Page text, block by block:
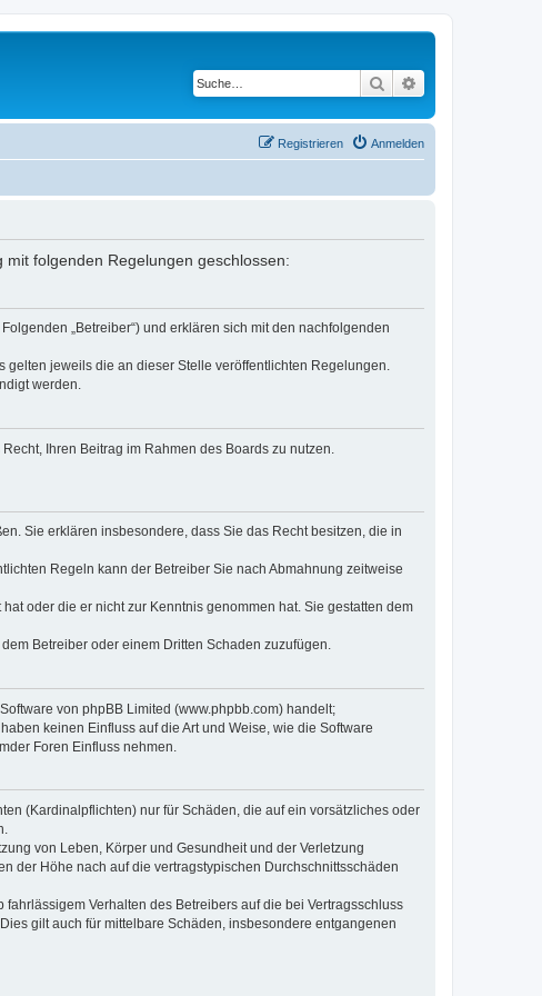
Suche
Anmelden
Registrieren
mit folgenden Regelungen geschlossen:
„Betreiber“) und erklären sich mit den nachfolgenden
jeweils die an dieser Stelle veröffentlichten Regelungen.
werden.
Ihren Beitrag im Rahmen des Boards zu nutzen.
Sie erklären insbesondere, dass Sie das Recht besitzen, die in
Regeln kann der Betreiber Sie nach Abmahnung zeitweise
oder die er nicht zur Kenntnis genommen hat. Sie gestatten dem
Betreiber oder einem Dritten Schaden zuzufügen.
von phpBB Limited (www.phpbb.com) handelt;
keinen Einfluss auf die Art und Weise, wie die Software
Foren Einfluss nehmen.
(Kardinalpflichten) nur für Schäden, die auf ein vorsätzliches oder
von Leben, Körper und Gesundheit und der Verletzung
der Höhe nach auf die vertragstypischen Durchschnittsschäden
Verhalten des Betreibers auf die bei Vertragsschluss
gilt auch für mittelbare Schäden, insbesondere entgangenen